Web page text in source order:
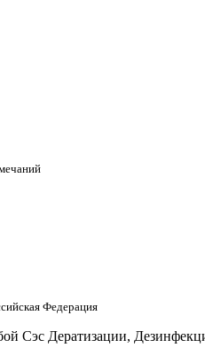
Федерация
Сэс Дератизации,